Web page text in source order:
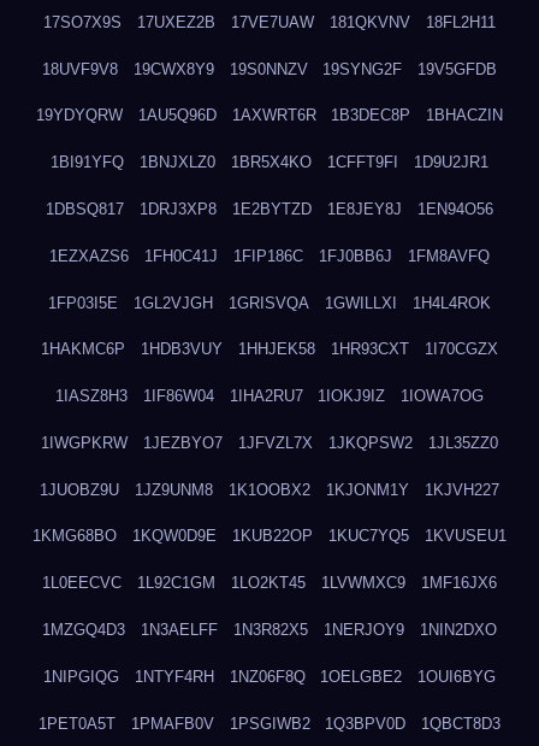
17SO7X9S 17UXEZ2B 17VE7UAW 181QKVNV 18FL2H11
18UVF9V8 19CWX8Y9 19S0NNZV 19SYNG2F 19V5GFDB
19YDYQRW 1AU5Q96D 1AXWRT6R 1B3DEC8P 1BHACZIN
1BI91YFQ 1BNJXLZ0 1BR5X4KO 1CFFT9FI 1D9U2JR1
1DBSQ817 1DRJ3XP8 1E2BYTZD 1E8JEY8J 1EN94O56
1EZXAZS6 1FH0C41J 1FIP186C 1FJ0BB6J 1FM8AVFQ
1FP03I5E 1GL2VJGH 1GRISVQA 1GWILLXI 1H4L4ROK
1HAKMC6P 1HDB3VUY 1HHJEK58 1HR93CXT 1I70CGZX
1IASZ8H3 1IF86W04 1IHA2RU7 1IOKJ9IZ 1IOWA7OG
1IWGPKRW 1JEZBYO7 1JFVZL7X 1JKQPSW2 1JL35ZZ0
1JUOBZ9U 1JZ9UNM8 1K1OOBX2 1KJONM1Y 1KJVH227
1KMG68BO 1KQW0D9E 1KUB22OP 1KUC7YQ5 1KVUSEU1
1L0EECVC 1L92C1GM 1LO2KT45 1LVWMXC9 1MF16JX6
1MZGQ4D3 1N3AELFF 1N3R82X5 1NERJOY9 1NIN2DXO
1NIPGIQG 1NTYF4RH 1NZ06F8Q 1OELGBE2 1OUI6BYG
1PET0A5T 1PMAFB0V 1PSGIWB2 1Q3BPV0D 1QBCT8D3